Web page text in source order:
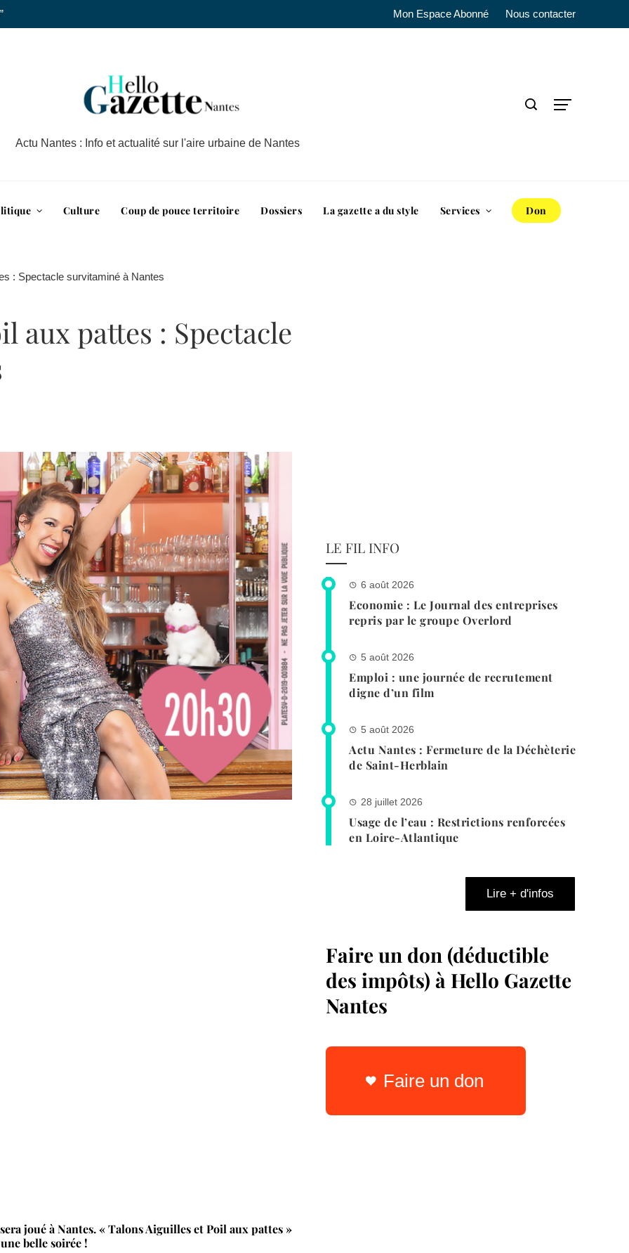
Mon Espace Abonné Nous contacter
Actu Nantes : Info et actualité sur l'aire urbaine de Nantes
Culture Coup de pouce territoire Dossiers La gazette a du style Services Don
: Spectacle survitaminé à Nantes
aux pattes : Spectacle
joué à Nantes. « Talons Aiguilles et Poil aux pattes »
belle soirée !
LE FIL INFO
6 août 2026
Economie : Le Journal des entreprises
repris par le groupe Overlord
5 août 2026
Emploi : une journée de recrutement
digne d’un film
5 août 2026
Actu Nantes : Fermeture de la Déchèterie
de Saint-Herblain
28 juillet 2026
Usage de l’eau : Restrictions renforcées
en Loire-Atlantique
Lire + d'infos
Faire un don (déductible
des impôts) à Hello Gazette
Nantes
Faire un don